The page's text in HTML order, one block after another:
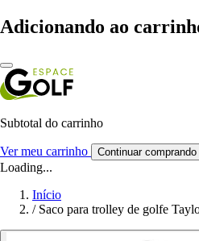
Adicionando ao
Subtotal do carrinho
Ver meu carrinho Continuar comprando
Loading...
Início
/ Saco para trolley de golfe